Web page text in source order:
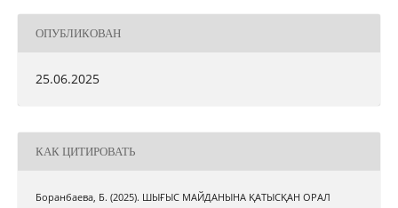
ОПУБЛИКОВАН
25.06.2025
КАК ЦИТИРОВАТЬ
Боранбаева, Б. (2025). ШЫҒЫС МАЙДАНЫНА ҚАТЫСҚАН ОРАЛ